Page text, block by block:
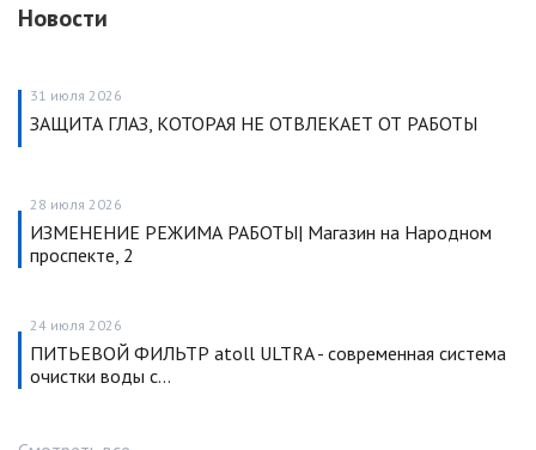
Новости
31 июля 2026
ЗАЩИТА ГЛАЗ, КОТОРАЯ НЕ ОТВЛЕКАЕТ ОТ РАБОТЫ
28 июля 2026
ИЗМЕНЕНИЕ РЕЖИМА РАБОТЫ| Магазин на Народном
проспекте, 2
24 июля 2026
ПИТЬЕВОЙ ФИЛЬТР atoll ULTRA - современная система
очистки воды с…